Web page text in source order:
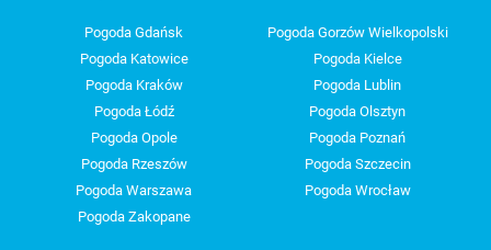
Pogoda Gdańsk
Pogoda Gorzów Wielkopolski
Pogoda Katowice
Pogoda Kielce
Pogoda Kraków
Pogoda Lublin
Pogoda Łódź
Pogoda Olsztyn
Pogoda Opole
Pogoda Poznań
Pogoda Rzeszów
Pogoda Szczecin
Pogoda Warszawa
Pogoda Wrocław
Pogoda Zakopane